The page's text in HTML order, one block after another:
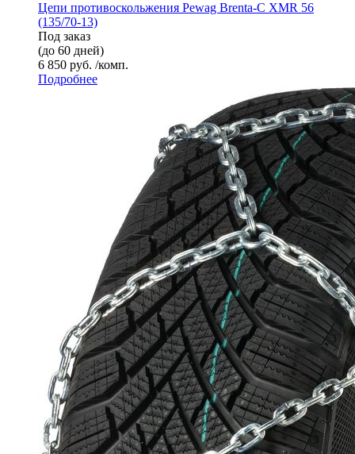
Цепи противоскольжения Pewag Brenta-C XMR 56
(135/70-13)
Под заказ
(до 60 дней)
6 850 руб. /комп.
Подробнее